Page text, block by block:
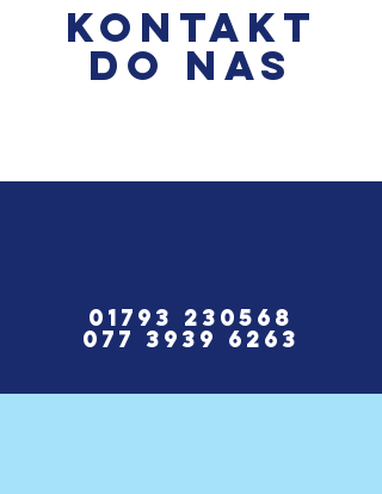
kontakt
do nas
01793 230568
077 3939 6263